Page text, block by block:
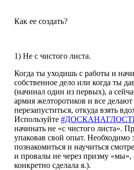
Как ее создать?
1) Не с чистого листа.
Когда ты уходишь с работы и
собственное дело или когда ты
(начинал один из первых), а
армия желторотиков и все
перезапуститься, откуда взять
Используйте
начинать не «с чистого листа».
упаковав свой опыт. Необходимо
познакомиться и научиться
и провалы не через призму «мы»,
конкретно сделала я.).